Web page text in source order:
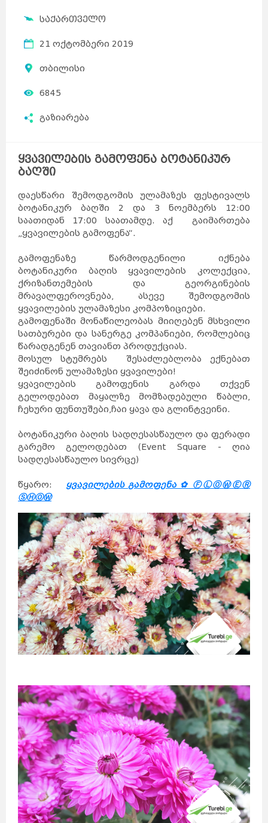
საქართველო
21 ოქტომბერი 2019
თბილისი
6845
გაზიარება
ყვავილების გამოფენა ბოტანიკურ
ბაღში
დაესწარი შემოდგომის ულამაზეს ფესტივალს
ბოტანიკურ ბაღში 2 და 3 ნოემბერს 12:00
საათიდან 17:00 საათამდე. აქ გაიმართება
„ყვავილების გამოფენა“.
გამოფენაზე წარმოდგენილი იქნება
ბოტანიკური ბაღის ყვავილების კოლექცია,
ქრიზანთემების და გეორგინების
მრავალფეროვნება, ასევე შემოდგომის
ყვავილების ულამაზესი კომპოზიციები.
გამოფენაში მონაწილეობას მიიღებენ მსხვილი
სათბურები და სანერგე კომპანიები, რომლებიც
წარადგენენ თავიანთ პროდუქციას.
მოსულ სტუმრებს შესაძლებლობა ექნებათ
შეიძინონ ულამაზესი ყვავილები!
ყვავილების გამოფენის გარდა თქვენ
გელოდებათ მაყალზე მომზადებული წაბლი,
ჩეხური ფუნთუშები,ჩაი ყავა და გლინტვეინი.
ბოტანიკური ბაღის სადღესასწაულო და ფერადი
გარემო გელოდებათ (Event Square - ღია
სადღესასწაულო სივრცე)
წყარო:
ყვავილების გამოფენა ✿ ⒻⓁⓄⓌⒺⓇ
ⓈⒽⓄⓌ